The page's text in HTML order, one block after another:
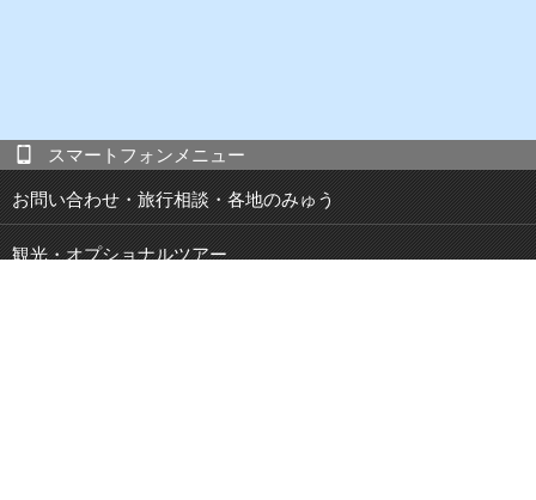
スマートフォンメニュー
お問い合わせ・旅行相談・各地のみゅう
観光・オプショナルツアー